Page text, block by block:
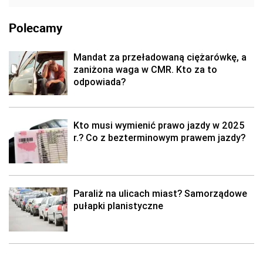
Polecamy
Mandat za przeładowaną ciężarówkę, a
zaniżona waga w CMR. Kto za to
odpowiada?
Kto musi wymienić prawo jazdy w 2025
r.? Co z bezterminowym prawem jazdy?
Paraliż na ulicach miast? Samorządowe
pułapki planistyczne